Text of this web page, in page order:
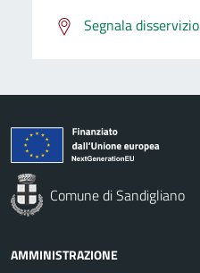
Segnala disservizio
Comune di Sandigliano
AMMINISTRAZIONE